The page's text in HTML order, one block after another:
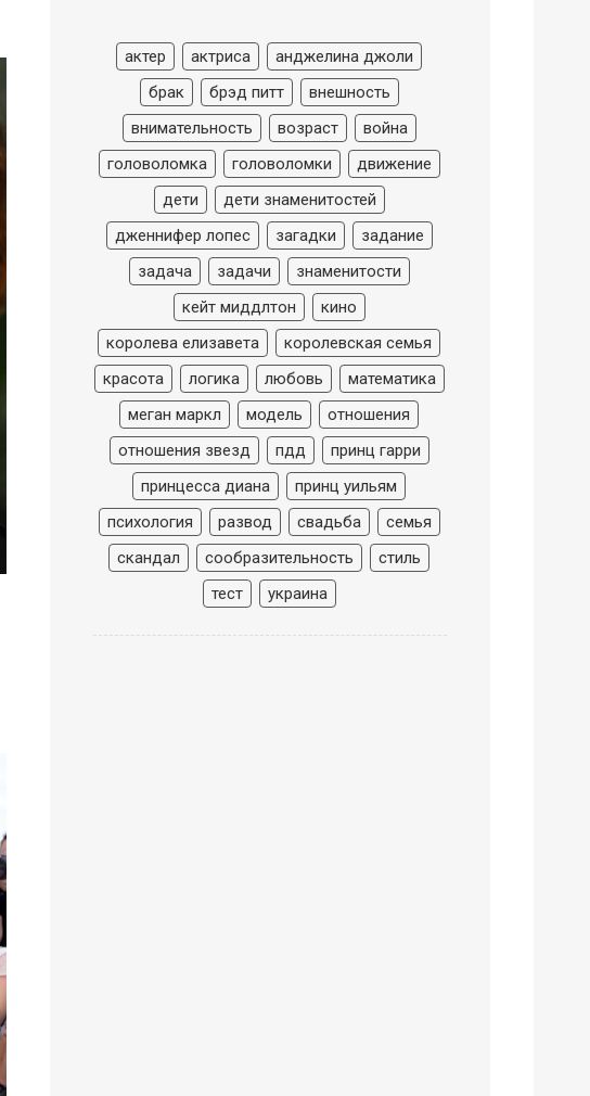
актер актриса
анджелина джоли
брак
брэд питт
внешность
внимательность
возраст
война
головоломка
головоломки
движение
дети
дети знаменитостей
дженнифер лопес
загадки
задание
задача
задачи
знаменитости
кейт миддлтон
кино
королева елизавета
королевская семья
красота
логика любовь
математика
меган маркл
модель
отношения
отношения звезд
пдд
принц гарри
принцесса диана
принц уильям
психология
развод свадьба
семья
скандал
сообразительность
стиль
тест
украина